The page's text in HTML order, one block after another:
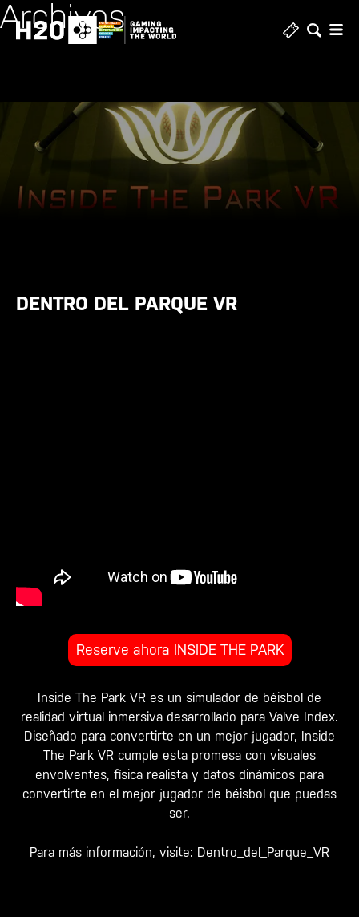
Ir
alArchivos
DENTRO DEL PARQUE VR
Reserve ahora INSIDE THE PARK
Inside The Park VR es un simulador de béisbol de
realidad virtual inmersiva desarrollado para Valve Index.
Diseñado para convertirte en un mejor jugador, Inside
The Park VR cumple esta promesa con visuales
envolventes, física realista y datos dinámicos para
convertirte en el mejor jugador de béisbol que puedas
ser.
Para más información, visite: Dentro_del_Parque_VR